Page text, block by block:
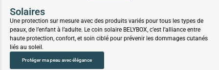
Solaires
Une protection sur mesure avec des produits variés pour tous les types de
peaux, de l’enfant à l’adulte. Le coin solaire BELYBOX, c’est l’alliance entre
haute protection, confort, et soin ciblé pour prévenir les dommages cutanés
liés au soleil.
Protéger ma peau avec élégance